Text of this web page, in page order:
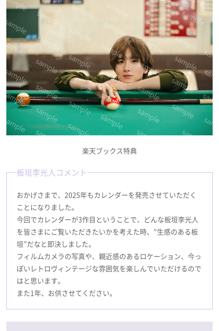
楽天ブックス特典
板垣李光人コメント
おかげさまで、2025年もカレンダーを発売させていただく
ことになりました。
今回でカレンダーが3作目ということで、どんな板垣李光人
を皆さまにご覧いただきたいかを考えた時、”生感のある板
垣”だなと即決しました。
フィルムカメラの写真や、親近感のあるロケーション、今っ
ぽいレトロヴィンテージな雰囲気を楽しんでいただけるので
はと思います。
また1年、お供させてください。